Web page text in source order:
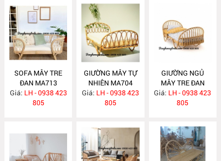
SOFA MÂY TRE
ĐAN MA713
Giá: LH - 0938 423
805
GIƯỜNG MÂY TỰ
NHIÊN MA704
Giá: LH - 0938 423
805
GIƯỜNG NGỦ
MÂY TRE ĐAN
MA703
Giá: LH - 0938 423
805